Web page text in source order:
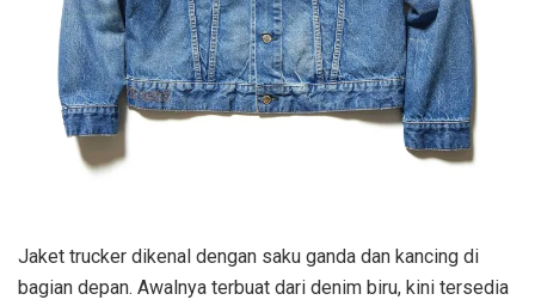
Jaket trucker dikenal dengan saku ganda dan kancing di
bagian depan. Awalnya terbuat dari denim biru, kini tersedia